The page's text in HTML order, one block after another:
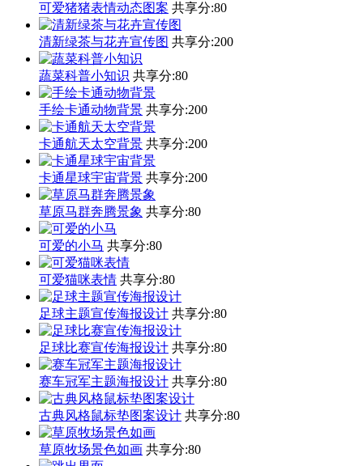
可爱猪猪表情动态图案 共享分:80
清新绿茶与花卉宣传图 共享分:200
蔬菜科普小知识 共享分:80
手绘卡通动物背景 共享分:200
卡通航天太空背景 共享分:200
卡通星球宇宙背景 共享分:200
草原马群奔腾景象 共享分:80
可爱的小马 共享分:80
可爱猫咪表情 共享分:80
足球主题宣传海报设计 共享分:80
足球比赛宣传海报设计 共享分:80
赛车冠军主题海报设计 共享分:80
古典风格鼠标垫图案设计 共享分:80
草原牧场景色如画 共享分:80